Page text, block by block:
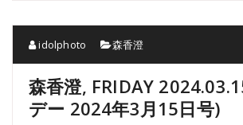
idolphoto 森香澄
森香澄, FRIDAY
デー 2024年3月15日号)